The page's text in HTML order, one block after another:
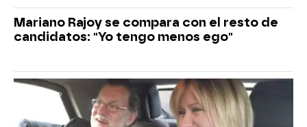
Mariano Rajoy se compara con el resto de
candidatos: "Yo tengo menos ego"